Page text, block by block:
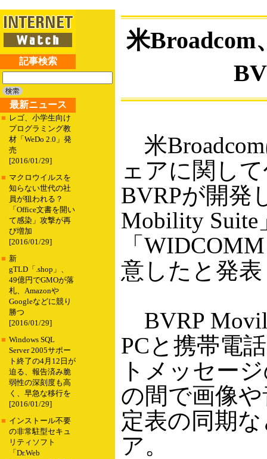
記事検索
最新ニュース
■ レゴ、小学生向け
プログラミング教
材「WeDo 2.0」発
売
[2016/01/29]
■ マクロウイルスを
知らない世代の社
員が狙われる？
「Office文書を開い
て感染」攻撃が再
び増加
[2016/01/29]
■ 新
gTLD「.shop」、
49億円でGMOが落
札、Amazonや
Googleなどに競り
勝つ
[2016/01/29]
■ Windows SQL
Server 2005サポー
ト終了の4月12日が
迫る、報告済み脆
弱性の深刻度も高
く、早急な移行を
[2016/01/29]
■ インストール不要
の非常駐型セキュ
リティソフト
「Dr.Web
米Broadcom
米
ェアに関し
BVRPが開発
Mobility Suite
「
意したと発
BVRP
PCと携帯電
トメッセー
の間で画像
定表の同期
ア。